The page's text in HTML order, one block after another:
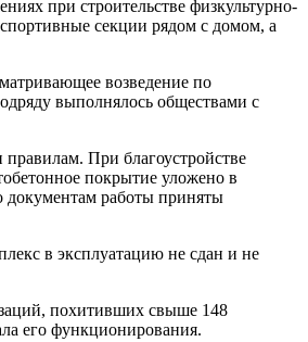
при строительстве физкультурно-
секции рядом с домом, а
возведение по
выполнялось обществами с
При благоустройстве
покрытие уложено в
документам работы приняты
в эксплуатацию не сдан и не
похитивших свыше 148
его функционирования.